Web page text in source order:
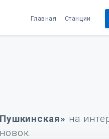
Главная Станции
на